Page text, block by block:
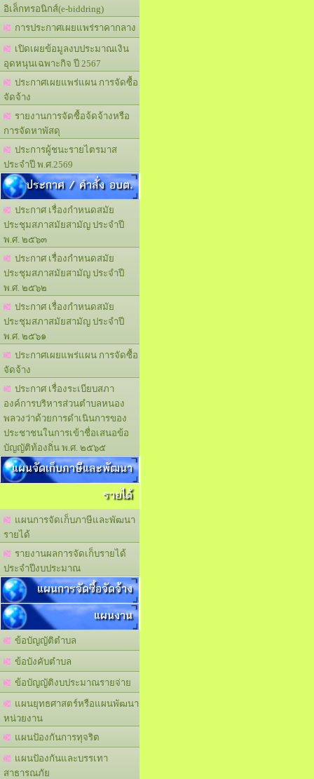
อิเล็กทรอนิกส์(e-biddring)
การประกาศเผยแพร่ราคากลาง
เปิดเผยข้อมูลงบประมาณเงิน
อุดหนุนเฉพาะกิจ ปี 2567
ประกาศเผยแพร่แผน การจัดซื้อ
จัดจ้าง
รายงานการจัดซื้อจ้ดจ้างหรือ
การจัดหาพัสดุ
ประการผู้ชนะรายไตรมาส
ประจำปี พ.ศ.2569
ประกาศ / คำสั่ง อบต.
ประกาศ เรื่องกำหนดสมัย
ประชุมสภาสมัยสามัญ ประจำปี
พ.ศ. ๒๕๖๓
ประกาศ เรื่องกำหนดสมัย
ประชุมสภาสมัยสามัญ ประจำปี
พ.ศ. ๒๕๖๒
ประกาศ เรื่องกำหนดสมัย
ประชุมสภาสมัยสามัญ ประจำปี
พ.ศ. ๒๕๖๑
ประกาศเผยแพร่แผน การจัดซื้อ
จัดจ้าง
ประกาศ เรื่องระเบียบสภา
องค์การบริหารส่วนตำบลหนอง
พลวงว่าด้วยการดำเนินการของ
ประชาชนในการเข้าชื่อเสนอข้อ
บัญญัติท้องถิ่น พ.ศ. ๒๕๖๕
แผนจัดเก็บภาษีและพัฒนา
รายได้
แผนการจัดเก็บภาษีและพัฒนา
รายได้
รายงานผลการจัดเก็บรายได้
ประจำปีงบประมาณ
แผนการจัดซื้อจัดจ้าง
แผนงาน
ข้อบัญญัติตำบล
ข้อบังคับตำบล
ข้อบัญญัติงบประมาณรายจ่าย
แผนยุทธศาสตร์หรือแผนพัฒนา
หน่วยงาน
แผนปัองกันการทุจริต
แผนปัองกันและบรรเทา
สาธารณภัย